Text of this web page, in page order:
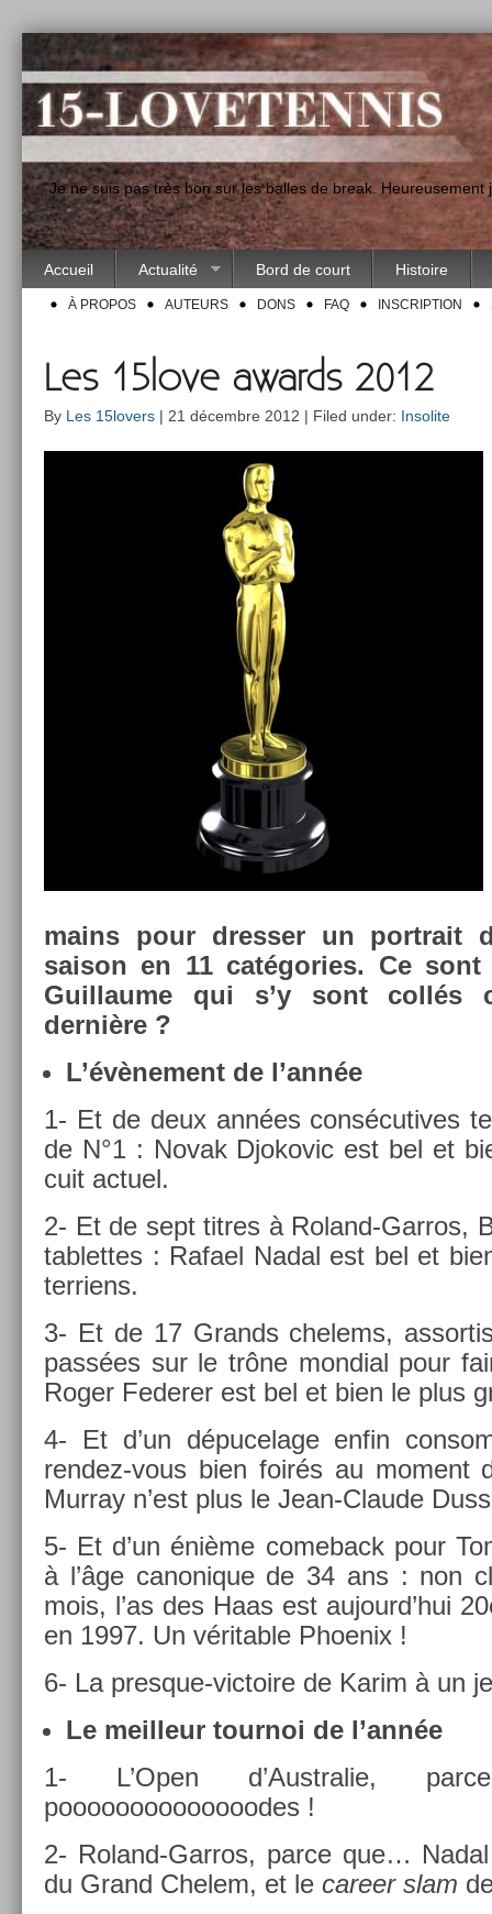
"Je ne suis pas très bon sur les balles de break.
Accueil Actualité Bord de court Histoire
À PROPOS AUTEURS DONS FAQ INSCRIPTION
Les 15love awards 2012
By Les 15lovers | 21 décembre 2012 | Filed under: Insolite
mains pour dress­er un portrait
saison en 11 cat­égo­ries. Ce
Guil­laume qui s’y sont collés
dernière ?
L’évène­ment de l’année
1- Et de deux années con­sécutives
de N°1 : Novak Djokovic est bel et
cuit ac­tuel.
2- Et de sept tit­res à Roland-Garros,
tab­lettes : Rafael Nadal est bel et
ter­riens.
3- Et de 17 Grands chelems,
passées sur le trône mon­di­al pour
Roger Feder­er est bel et bien le plus
4- Et d’un dépucelage enfin
rendez-vous bien foirés au mo­ment
Mur­ray n’est plus le Jean-Claude
5- Et d’un énième com­eback pour
à l’âge canonique de 34 ans : non
mois, l’as des Haas est aujourd’hui
en 1997. Un vérit­able Phoenix !
6- La presque-victoire de Karim à un
Le meil­leur tour­noi de l’année
1- L’Open d’Australie,
poooooooooooooodes !
2- Roland-Garros, parce que…
du Grand Chelem, et le care­er slam